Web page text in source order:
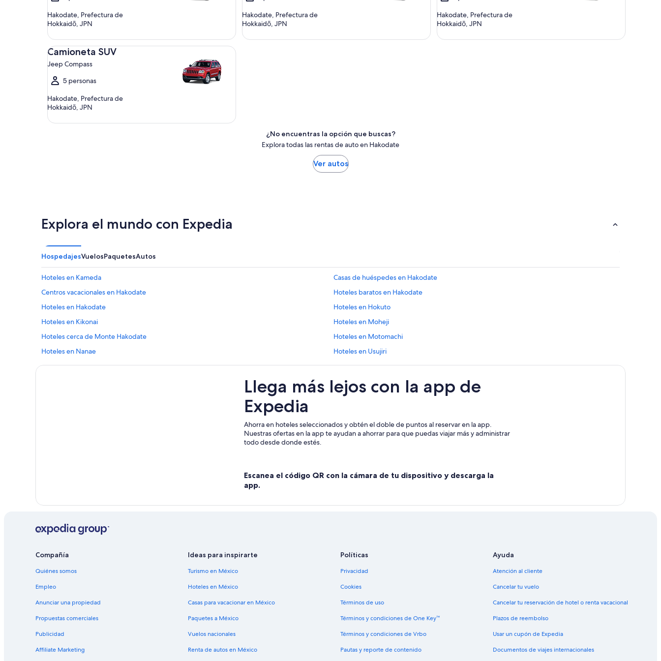
Hakodate, Prefectura de
Hokkaidō, JPN
Hakodate, Prefectura de
Hokkaidō, JPN
Hakodate, Prefectura de
Hokkaidō, JPN
Camioneta SUV
Jeep Compass
5 personas
Hakodate, Prefectura de
Hokkaidō, JPN
Camioneta SUV Jeep Compass
¿No encuentras la opción que buscas?
Explora todas las rentas de auto en Hakodate
Ver autos
Explora el mundo con Expedia
HospedajesVuelosPaquetesAutos
Hoteles en Kameda
Casas de huéspedes en Hakodate
Centros vacacionales en Hakodate
Hoteles baratos en Hakodate
Hoteles en Hakodate
Hoteles en Hokuto
Hoteles en Kikonai
Hoteles en Moheji
Hoteles cerca de Monte Hakodate
Hoteles en Motomachi
Hoteles en Nanae
Hoteles en Usujiri
Llega más lejos con la app de
Expedia
Ahorra en hoteles seleccionados y obtén el doble de puntos al reservar en la app.
Nuestras ofertas en la app te ayudan a ahorrar para que puedas viajar más y administrar
todo desde donde estés.
Escanea el código QR con la cámara de tu dispositivo y descarga la
app.
Compañía
Quiénes somos
Empleo
Anunciar una propiedad
Propuestas comerciales
Publicidad
Affiliate Marketing
Ideas para inspirarte
Turismo en México
Hoteles en México
Casas para vacacionar en México
Paquetes a México
Vuelos nacionales
Renta de autos en México
Políticas
Privacidad
Cookies
Términos de uso
Términos y condiciones de One Key™
Términos y condiciones de Vrbo
Pautas y reporte de contenido
Ayuda
Atención al cliente
Cancelar tu vuelo
Cancelar tu reservación de hotel o renta vacacional
Plazos de reembolso
Usar un cupón de Expedia
Documentos de viajes internacionales